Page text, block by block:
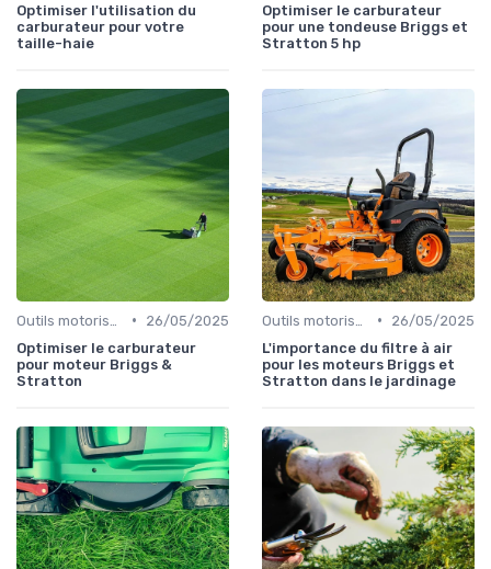
Optimiser l'utilisation du
carburateur pour votre
taille-haie
Optimiser le carburateur
pour une tondeuse Briggs et
Stratton 5 hp
•
26/05/2025
Optimiser le carburateur
pour moteur Briggs &
Stratton
•
26/05/2025
L'importance du filtre à air
pour les moteurs Briggs et
Stratton dans le jardinage